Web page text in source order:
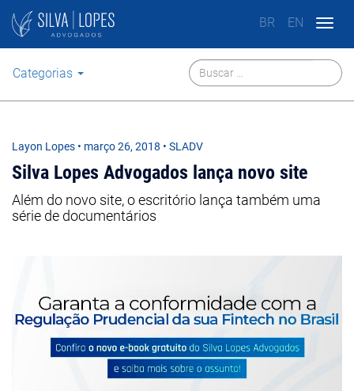
BR EN
Categorias
Layon Lopes • março 26, 2018 • SLADV
Silva Lopes Advogados lança novo site
Além do novo site, o escritório lança também uma
série de documentários